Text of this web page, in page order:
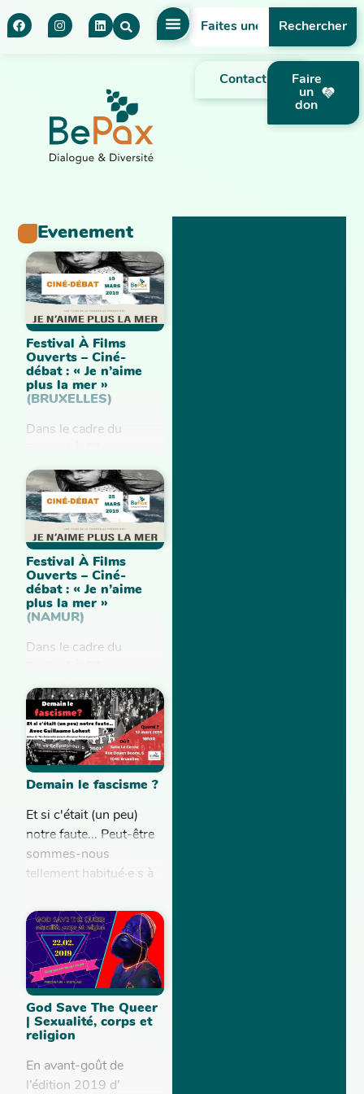
Contact
Faire
un
don
Rechercher
Evenement
Festival À Films
Ouverts – Ciné-
débat : « Je n’aime
plus la mer »
(BRUXELLES)
Dans le cadre du
Ouverts, BePax vous
invite à la projection du
film "Je n'aime plus la
mer" suivi d'un débat
animé...
Festival À Films
Ouverts – Ciné-
débat : « Je n’aime
plus la mer »
(NAMUR)
Dans le cadre du
Ouverts, BePax vous
invite à la projection du
film "Je n'aime plus la
mer" suivi d'un débat
animé...
Demain le fascisme ?
Et si c'était (un peu)
notre faute... Peut-être
sommes-nous
tellement habitué·e·s à
nous ne percevons plus
qu’elles pourraient
s’effondrer. Pourtant,
ce risque...
God Save The Queer
| Sexualité, corps et
religion
En avant-goût de
l’édition 2019 d’